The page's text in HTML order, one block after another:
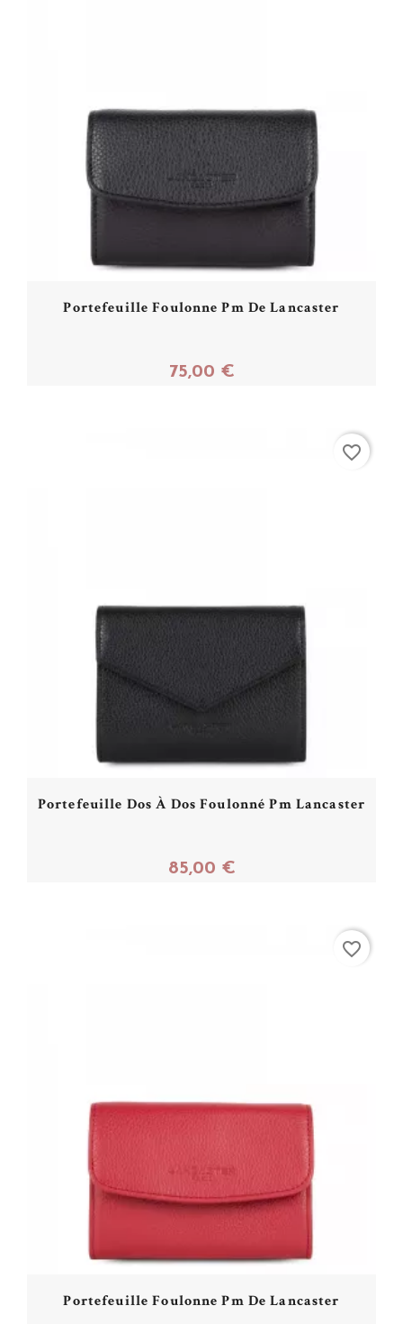
Portefeuille Foulonne Pm De Lancaster
75,00 €
Portefeuille Dos À Dos Foulonné Pm Lancaster
85,00 €
favorite_border
Portefeuille Foulonne Pm De Lancaster
favorite_border